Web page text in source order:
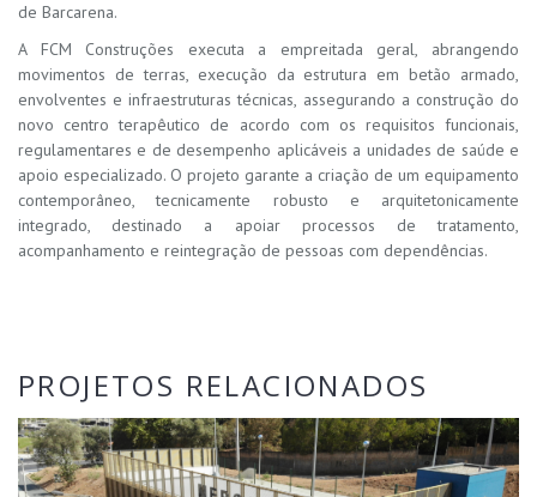
de Barcarena.
A FCM Construções executa a empreitada geral, abrangendo
movimentos de terras, execução da estrutura em betão armado,
envolventes e infraestruturas técnicas, assegurando a construção do
novo centro terapêutico de acordo com os requisitos funcionais,
regulamentares e de desempenho aplicáveis a unidades de saúde e
apoio especializado. O projeto garante a criação de um equipamento
contemporâneo, tecnicamente robusto e arquitetonicamente
integrado, destinado a apoiar processos de tratamento,
acompanhamento e reintegração de pessoas com dependências.
PROJETOS RELACIONADOS